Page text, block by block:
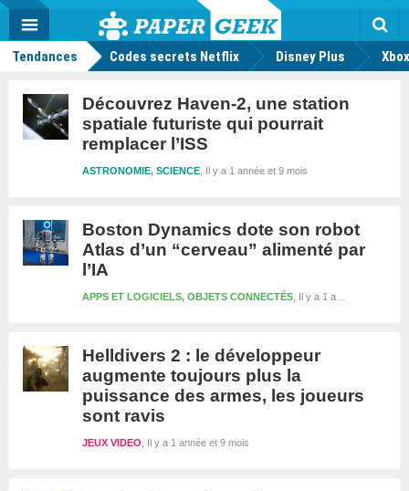
Actu
geek
MENU
Tendances Codes secrets Netflix Disney Plus
Découvrez Haven-2, une station
spatiale futuriste qui pourrait
remplacer l’ISS
Il y a 1 année et 9 mois
ASTRONOMIE, SCIENCE
Boston Dynamics dote son robot
Atlas d’un “cerveau” alimenté par
l’IA
Il y a 1 année et 9 mois
APPS ET LOGICIELS, OBJETS CONNECTÉS
Helldivers 2 : le développeur
augmente toujours plus la
puissance des armes, les joueurs
sont ravis
Il y a 1 année et 9 mois
JEUX VIDEO
Mode
FacebookTwitter Youtube